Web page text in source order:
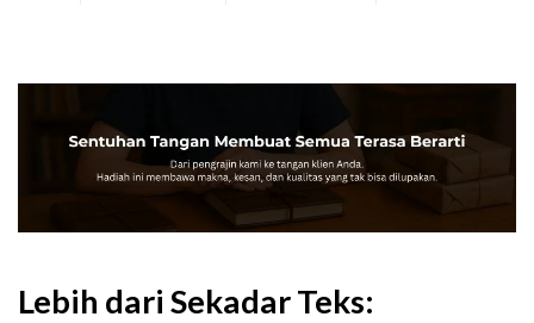
Lebih dari Sekadar Teks: